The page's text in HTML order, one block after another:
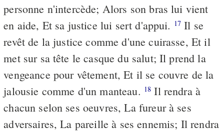
personne n'intercède; Alors son bras lui vient
en aide, Et sa justice lui sert d'appui. 17 Il se
revêt de la justice comme d'une cuirasse, Et il
met sur sa tête le casque du salut; Il prend la
vengeance pour vêtement, Et il se couvre de la
jalousie comme d'un manteau. 18 Il rendra à
chacun selon ses oeuvres, La fureur à ses
adversaires, La pareille à ses ennemis; Il rendra